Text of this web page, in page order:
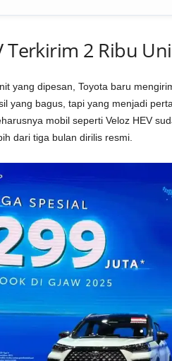
Terkirim 2 Ribu
yang dipesan, Toyota baru
yang bagus, tapi yang menjadi
mobil seperti Veloz HEV
dari tiga bulan dirilis resmi.